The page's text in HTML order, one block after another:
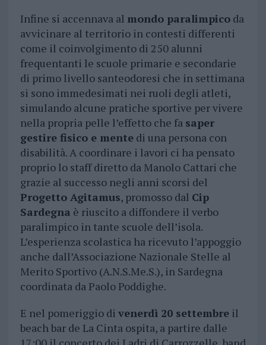
Infine si accennava al mondo paralimpicoda
avvicinare al territorio in contesti differenti
come il coinvolgimento di 250 alunni
frequentanti le scuole primarie e secondarie
di primo livello santeodoresi che in settimana
si sono immedesimati nei ruoli degli atleti,
simulando alcune pratiche sportive per vivere
nella propria pelle l’effetto che fa saper
gestire fisico e mentedi una persona con
disabilità. A coordinare i lavori ci ha pensato
proprio lo staff diretto da Manolo Cattari che
grazie al successo negli anni scorsi del
Progetto Agitamus, promosso dal Cip
Sardegna è riuscito a diffondere il verbo
paralimpico in tante scuole dell’isola.
L’esperienza scolastica ha ricevuto l’appoggio
anche dall’Associazione Nazionale Stelle al
Merito Sportivo (A.N.S.Me.S.), in Sardegna
coordinata da Paolo Poddighe.
E nel pomeriggio di venerdì 20 settembreil
beach bar de La Cinta ospita, a partire dalle